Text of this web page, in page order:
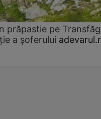
prăpastie pe
a șoferului